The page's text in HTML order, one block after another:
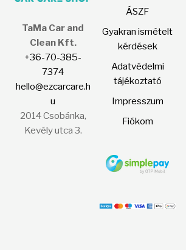
TaMa Car and
Clean Kft.
+36-70-385-
7374
hello@ezcarcare.h
u
2014 Csobánka,
Kevély utca 3.
ÁSZF
Gyakran ismételt
kérdések
Adatvédelmi
tájékoztató
Impresszum
Fiókom